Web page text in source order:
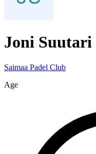
Joni Suutari
Saimaa Padel Club
Age